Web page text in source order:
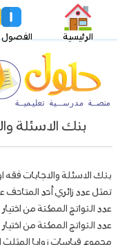
الرئيسية الفصول
بنك الاسئلة
بنك الاسئلة والاجابات
تمثل عدد زائري أحد
عدد النواتج الممكنة من
عدد النواتج الممكنة من
مجموع قياسات زوايا المثلث